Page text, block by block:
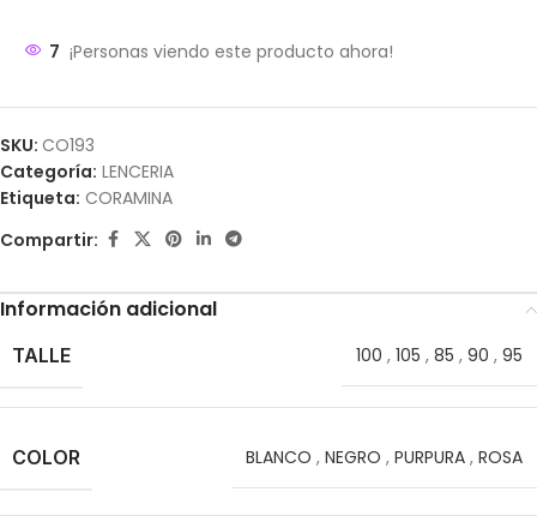
7 ¡Personas viendo este producto ahora!
SKU: CO193
Categoría: LENCERIA
Etiqueta: CORAMINA
Compartir:
Información adicional
TALLE 100 , 105 , 85 , 90 , 95
COLOR BLANCO , NEGRO , PURPURA , ROSA